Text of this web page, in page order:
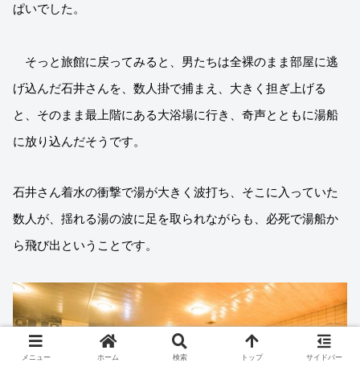
ぱいでした。
そっと旅館に戻ってみると、男たちは全裸のまま部屋に逃
げ込んだ石井さんを、数人掛で捕まえ、大きく担ぎ上げる
と、そのまま最上階にある大浴場に行き、奇声とともに湯船
に放り込んだそうです。
石井さん着水の衝撃で湯が大きく波打ち、そこに入っていた
数人が、揺れる湯の波に足を取られながらも、必死で湯船か
ら飛び出ということです。
メニュー ホーム 検索 トップ サイドバー